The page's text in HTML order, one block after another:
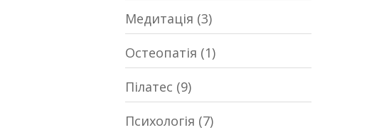
Медитація (3)
Остеопатія (1)
Пілатес (9)
Психологія (7)